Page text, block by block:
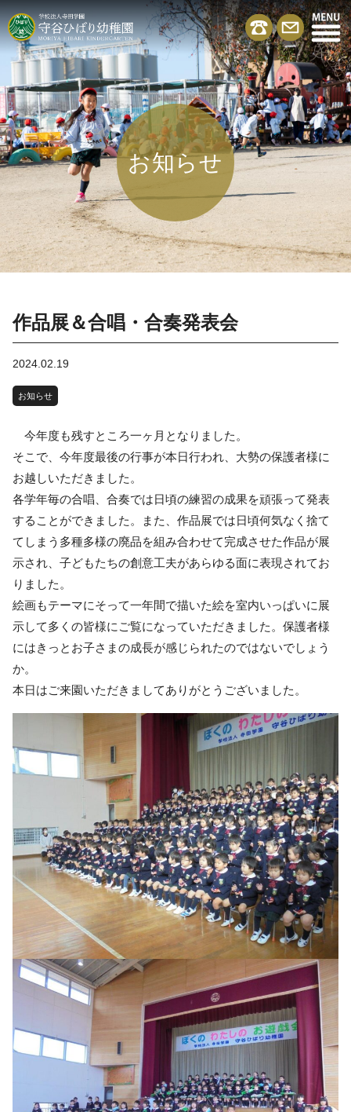
お知らせ
作品展＆合唱・合奏発表会
2024.02.19
お知らせ
今年度も残すところ一ヶ月となりました。
そこで、今年度最後の行事が本日行われ、大勢の保護者様に
お越しいただきました。
各学年毎の合唱、合奏では日頃の練習の成果を頑張って発表
することができました。また、作品展では日頃何気なく捨て
てしまう多種多様の廃品を組み合わせて完成させた作品が展
示され、子どもたちの創意工夫があらゆる面に表現されてお
りました。
絵画もテーマにそって一年間で描いた絵を室内いっぱいに展
示して多くの皆様にご覧になっていただきました。保護者様
にはきっとお子さまの成長が感じられたのではないでしょう
か。
本日はご来園いただきましてありがとうございました。